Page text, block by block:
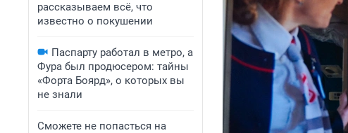
рассказываем всё, что
известно о покушении
Паспарту работал в метро, а
Фура был продюсером: тайны
«Форта Боярд», о которых вы
не знали
Сможете не попасться на